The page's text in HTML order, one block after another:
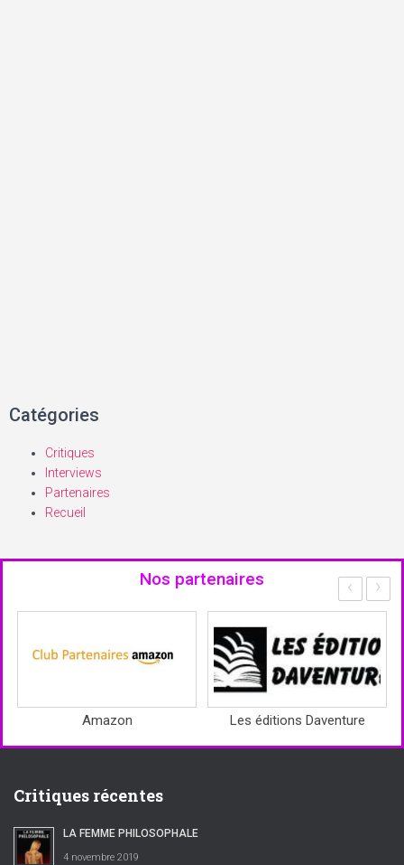
Catégories
Critiques
Interviews
Partenaires
Recueil
Nos partenaires
Amazon Les éditions Daventure
‹ ›
Critiques récentes
LA FEMME PHILOSOPHALE
4 novembre 2019